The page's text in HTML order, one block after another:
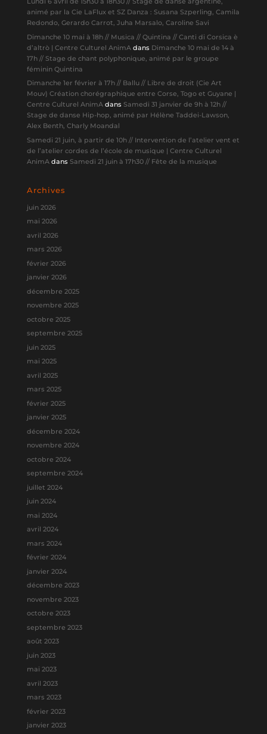
animé par la Cie LaFlux et SZ Danza : Susana Szperling, Camila
Redondo, Gerardo Carrot, Juha Marsalo, Caroline Savi
Dimanche 10 mai à 18h // Musica // Quintina // Canti di Corsica è
d’altrò | Centre Culturel AnimAdans Dimanche 10 mai de 14 à
17h // Stage de chant polyphonique, animé par le groupe
féminin Quintina
Dimanche 1er février à 17h // Ballu // Libre de droit (Cie Art
Mouv) Création chorégraphique entre Corse, Togo et Guyane |
Centre Culturel AnimAdans Samedi 31 janvier de 9h à 12h //
Stage de danse Hip-hop, animé par Hélène Taddei-Lawson,
Alex Benth, Charly Moandal
Samedi 21 juin, à partir de 10h // Intervention de l’atelier vent et
de l’atelier cordes de l’école de musique | Centre Culturel
AnimAdans Samedi 21 juin à 17h30 // Fête de la musique
Archives
juin 2026
mai 2026
avril 2026
mars 2026
février 2026
janvier 2026
décembre 2025
novembre 2025
octobre 2025
septembre 2025
juin 2025
mai 2025
avril 2025
mars 2025
février 2025
janvier 2025
décembre 2024
novembre 2024
octobre 2024
septembre 2024
juillet 2024
juin 2024
mai 2024
avril 2024
mars 2024
février 2024
janvier 2024
décembre 2023
novembre 2023
octobre 2023
septembre 2023
août 2023
juin 2023
mai 2023
avril 2023
mars 2023
février 2023
janvier 2023